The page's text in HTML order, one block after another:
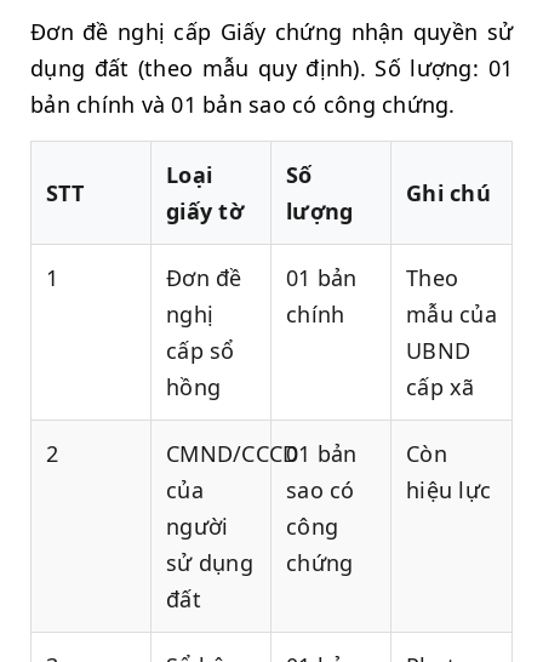
Đơn đề nghị cấp Giấy chứng nhận quyền sử
dụng đất (theo mẫu quy định). Số lượng: 01
bản chính và 01 bản sao có công chứng.
STT
Loại
giấy tờ
Số
lượng
Ghi chú
1
Đơn đề
nghị
cấp sổ
hồng
01 bản
chính
Theo
mẫu của
UBND
cấp xã
2
CMND/CCCD
của
người
sử dụng
đất
01 bản
sao có
công
chứng
Còn
hiệu lực